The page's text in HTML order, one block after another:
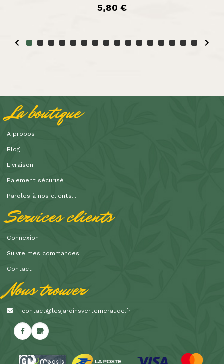
prix
5,80 €
La boutique
A propos
Blog
Livraison
Paiement sécurisé
Paroles à nos clients...
Services clients
Connexion
Suivre mes commandes
Contact
Nous trouver
contact@lesjardinsvertemeraude.fr